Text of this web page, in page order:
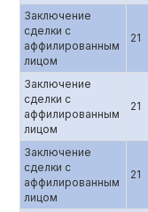
Заключение
сделки с
аффилированным
лицом
21
Заключение
сделки с
аффилированным
лицом
21
Заключение
сделки с
аффилированным
лицом
21